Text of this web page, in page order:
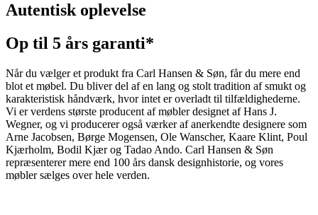
Autentisk oplevelse
Op til 5 års garanti*
Når du vælger et produkt fra Carl Hansen & Søn, får du mere end
blot et møbel. Du bliver del af en lang og stolt tradition af smukt og
karakteristisk håndværk, hvor intet er overladt til tilfældighederne.
Vi er verdens største producent af møbler designet af Hans J.
Wegner, og vi producerer også værker af anerkendte designere som
Arne Jacobsen, Børge Mogensen, Ole Wanscher, Kaare Klint, Poul
Kjærholm, Bodil Kjær og Tadao Ando. Carl Hansen & Søn
repræsenterer mere end 100 års dansk designhistorie, og vores
møbler sælges over hele verden.